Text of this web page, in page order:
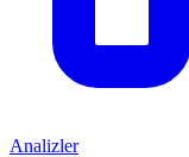
Analizler